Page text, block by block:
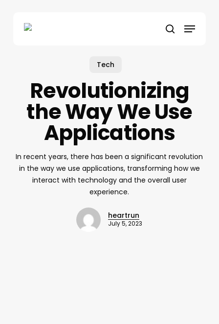
search
Menu
Tech
Revolutionizing
the Way We Use
Applications
In recent years, there has been a significant revolution
in the way we use applications, transforming how we
interact with technology and the overall user
experience.
heartrun
July 5, 2023